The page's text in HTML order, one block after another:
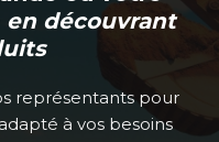
en découvrant
représentants pour
à vos besoins